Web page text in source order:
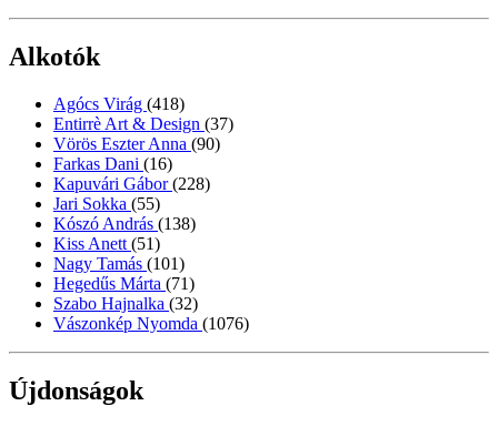
Alkotók
Agócs Virág (418)
Entirrè Art & Design (37)
Vörös Eszter Anna (90)
Farkas Dani (16)
Kapuvári Gábor(228)
Jari Sokka (55)
Kószó András (138)
Kiss Anett (51)
Nagy Tamás (101)
Hegedűs Márta (71)
Szabo Hajnalka (32)
Vászonkép Nyomda (1076)
Újdonságok